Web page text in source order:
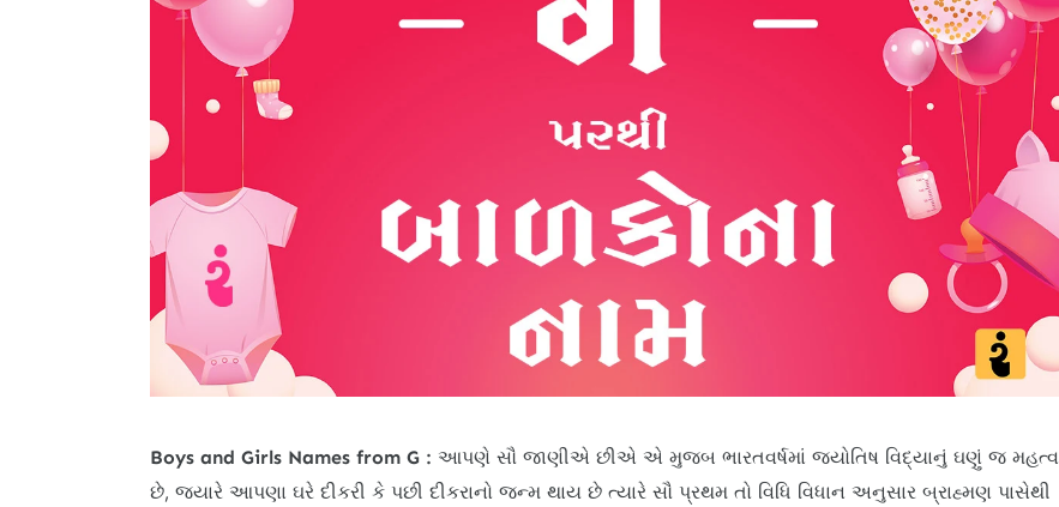
Boys and Girls Names from G : આપણે સૌ જાણીએ છીએ એ મુજબ ભારતવર્ષમાં જ્યોતિષ વિદ્યાનું ઘણું જ મહત્વ
છે, જ્યારે આપણા ઘરે દીકરી કે પછી દીકરાનો જન્મ થાય છે ત્યારે સૌ પ્રથમ તો વિધિ વિધાન અનુસાર બ્રાહ્મણ પાસેથી